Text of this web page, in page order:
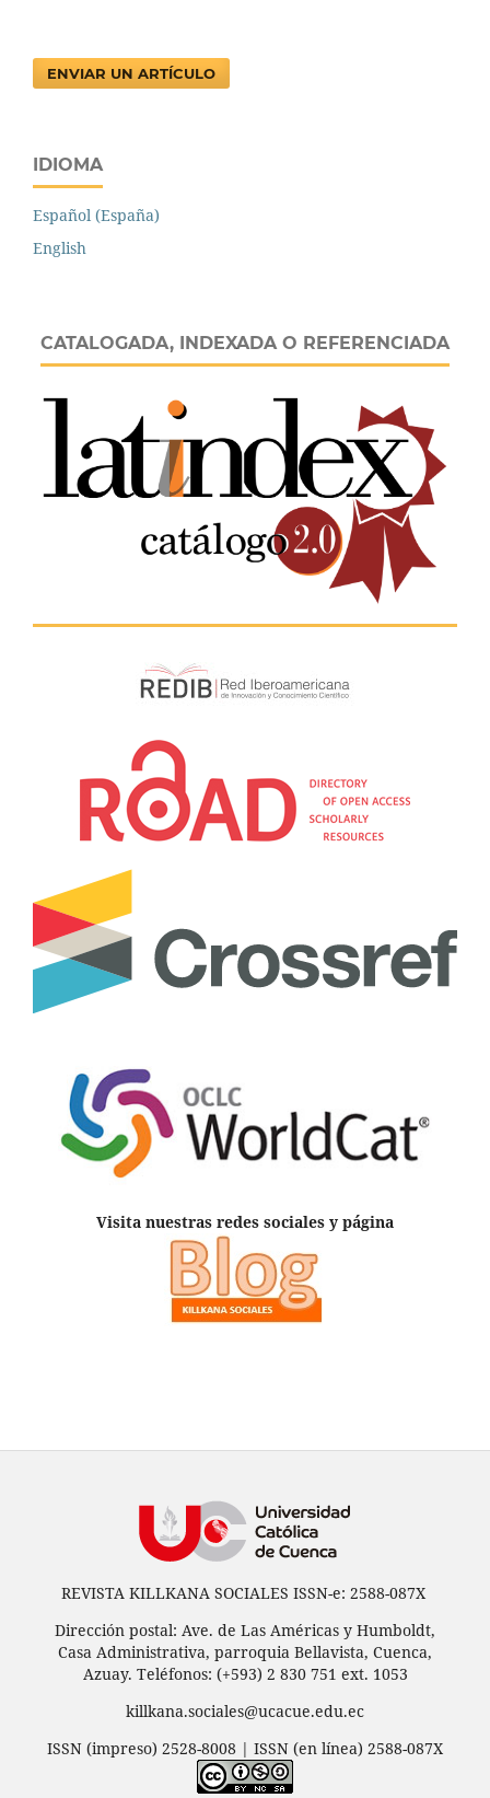
ENVIAR UN ARTÍCULO
IDIOMA
Español (España)
English
CATALOGADA, INDEXADA O REFERENCIADA
Visita nuestras redes sociales y página
REVISTA KILLKANA SOCIALES ISSN-e: 2588-087X
Dirección postal: Ave. de Las Américas y Humboldt,
Casa Administrativa, parroquia Bellavista, Cuenca,
Azuay. Teléfonos: (+593) 2 830 751 ext. 1053
killkana.sociales@ucacue.edu.ec
ISSN (impreso) 2528-8008 | ISSN (en línea) 2588-087X